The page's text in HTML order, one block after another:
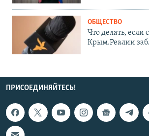
ОБЩЕСТВО
Что делать, если
Крым.Реалии
ПРИСОЕДИНЯЙТЕСЬ!